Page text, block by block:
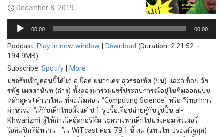
December 8, 2019
Audio
Player
00:00 00:00
Podcast: Play in new window Download (Duration: 2:21:52 —
194.9MB)
Subscribe: Spotify
More
แขกรับเชิญตอนนี้ได้แก่ อ.ม็อค ผนวกเดช สุวรรณทัต (บน) และอ.ท็อป วัช
รพัฐ เมตตานันท (ล่าง) ทั้งสองมาร่วมแชร์ประสบการณ์อยู่ในทีมออกแบบ
หลักสูตร+ตำราใหม่ ที่จะเริ่มสอน “Computing Science” หรือ “วิทยาการ
คำนวณ” ให้กับเด็กไทยตั้งแต่ ป.1 รูปนี้อ.ท็อปถ่ายคู่กับรูปปั้น al-
Khwarizmi ผู้ให้กำเนิดอัลกอริทึม ระหว่างพาเด็กไปแข่งคอมพิวเตอร์
โอลิมปิกที่อิหร่าน ใน WiTcast ตอน 79.1 นี้ ผม (แทนไท ประเสริฐกุล)